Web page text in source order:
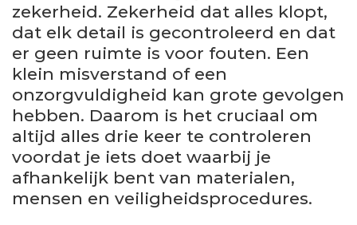
zekerheid. Zekerheid dat alles klopt,
dat elk detail is gecontroleerd en dat
er geen ruimte is voor fouten. Een
klein misverstand of een
onzorgvuldigheid kan grote gevolgen
hebben. Daarom is het cruciaal om
altijd alles drie keer te controleren
voordat je iets doet waarbij je
afhankelijk bent van materialen,
mensen en veiligheidsprocedures.